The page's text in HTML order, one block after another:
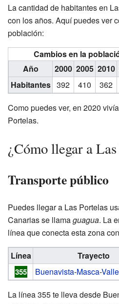
La cantidad de habitantes en
con los años. Aquí puedes ver
población:
Cambios en la
Año
2000 2005 2010
Habitantes 392 410 362
Como puedes ver, en 2020
Portelas.
¿Cómo llegar a
Transporte público
Puedes llegar a Las Portelas
Canarias se llamaguagua. La
línea que conecta esta zona
Línea Trayecto
355 Buenavista-Masca-
La línea 355 te lleva desde